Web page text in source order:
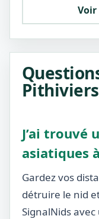
Pithiviers
J’ai trouvé
asiatiques
Gardez vos
détruire le nid
SignalNids